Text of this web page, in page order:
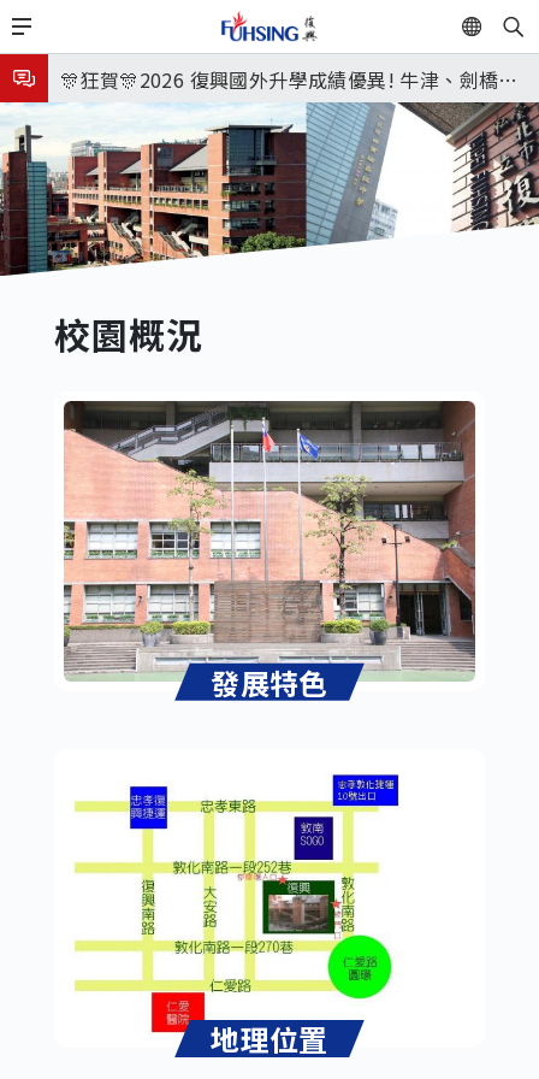
移
至
主
內
容
EN
🎉🎉🎉狂賀! 12望蘇同學榮錄MIT麻省理工學院，本校
連續兩年錄取世界第一學府！
🎊狂賀🎊2026 復興國外升學成績優異! 牛津、劍橋首
次雙星閃耀✨
115年校本部大學榜單再創佳績🎉，32％達醫學系錄
取標準、62%達台大錄取標準。各組合4科60級分9人
🎊
7月27日 中學暑輔開始
8月3日 分科成績公布
🎉🎉🎉狂賀! 12望蘇同學榮錄MIT麻省理工學院，本校
連續兩年錄取世界第一學府！
校園概況
發展特色
地理位置